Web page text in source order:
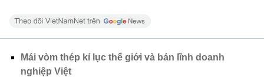
Mái vòm thép kỉ lục thế giới và bản lĩnh doanh
nghiệp Việt